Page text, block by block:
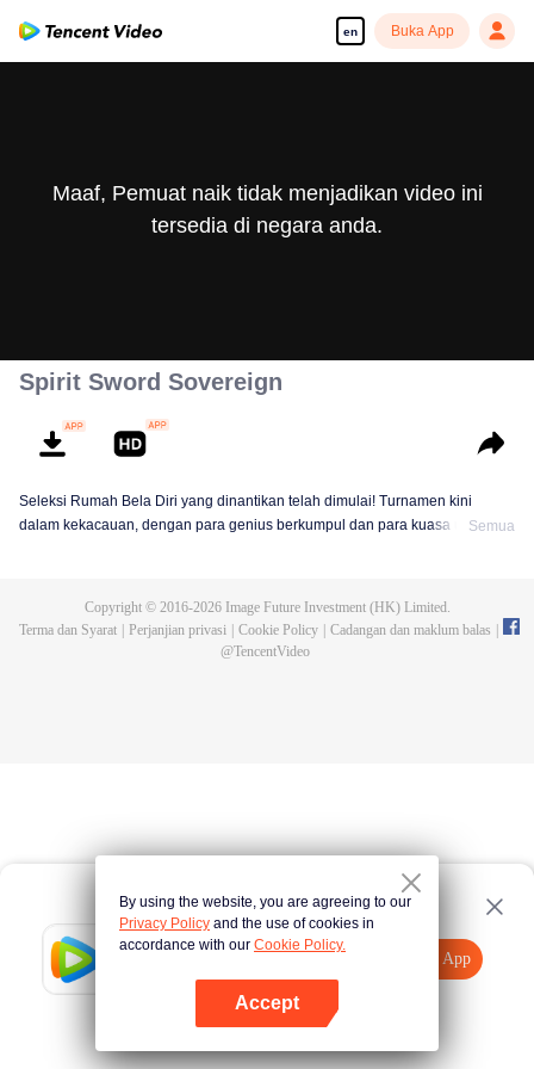
en Buka App
Tencent Video
Buka App
Ketik di sini cuba semula
Maaf, Pemuat naik tidak menjadikan video ini
tersedia di negara anda.
Spirit Sword Sovereign
Seleksi Rumah Bela Diri yang dinantikan telah dimulai! Turnamen kini
dalam kekacauan, dengan para genius berkumpul dan para kuasa utama
Pevolusi Surgawi. Mari saksikan bagaimana Chu Xingyun menghadapi plot
pembunuhan berbahaya ini dan mencapai kejayaan di seluruh dunia!
Semua
Copyright © 2016-2026Image Future Investment (HK) Limited.
Terma dan Syarat
Perjanjian privasi Cookie Policy Cadangan dan maklum balas
@TencentVideo
By using the website, you are agreeing to our
Privacy Policy and the use of cookies in
accordance with our Cookie Policy.
Accept